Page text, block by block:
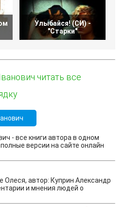
Улыбайся! (СИ) -
"Старки"
читать все
- все книги автора в одном
версии на сайте онлайн
Олеся, автор: Куприн Александр
и мнения людей о